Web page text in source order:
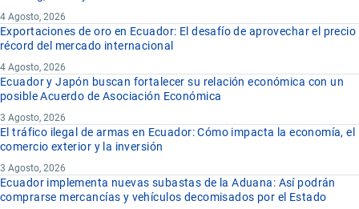
4 Agosto, 2026
Exportaciones de oro en Ecuador: El desafío de aprovechar el precio
récord del mercado internacional
4 Agosto, 2026
Ecuador y Japón buscan fortalecer su relación económica con un
posible Acuerdo de Asociación Económica
3 Agosto, 2026
El tráfico ilegal de armas en Ecuador: Cómo impacta la economía, el
comercio exterior y la inversión
3 Agosto, 2026
Ecuador implementa nuevas subastas de la Aduana: Así podrán
comprarse mercancías y vehículos decomisados por el Estado